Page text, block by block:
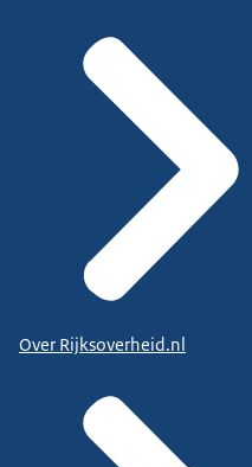
Over Rijksoverheid.nl